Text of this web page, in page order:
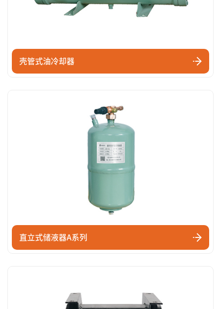
壳管式油冷却器
直立式储液器A系列